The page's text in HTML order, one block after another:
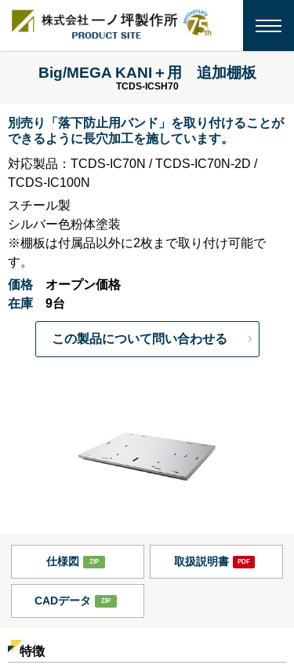
Big/MEGA KANI＋用 追加棚板
TCDS-ICSH70
別売り「落下防止用バンド」を取り付けることが
できるように長穴加工を施しています。
対応製品：TCDS-IC70N / TCDS-IC70N-2D /
TCDS-IC100N
スチール製
シルバー色粉体塗装
※棚板は付属品以外に2枚まで取り付け可能で
す。
価格
オープン価格
在庫
9台
この製品について問い合わせる
仕様図 取扱説明書
CADデータ
特徴